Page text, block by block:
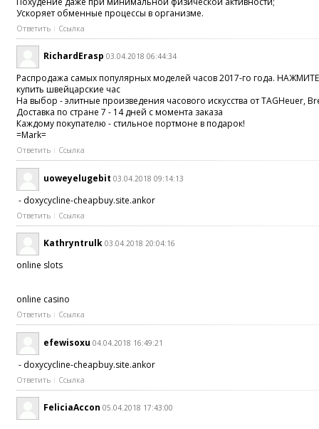
Ускоряет обменные процессы в организме.
Ответить Ссылка
RichardErasp 03.04.2018 06:44:34
Распродажа самых популярных моделей часов 2017-го года.
купить швейцарские час
На выбор - элитные произведения часового искусства от TAGHeuer,
Доставка по стране 7 - 14 дней с момента заказа
Каждому покупателю - стильное портмоне в подарок!
=Mark=
Ответить Ссылка
uoweyelugebit 03.04.2018 09:14:13
- doxycycline-cheapbuy.site.ankor
Ответить Ссылка
Kathryntrulk 03.04.2018 20:04:16
online slots
online casino
Ответить Ссылка
efewisoxu 04.04.2018 16:49:21
- doxycycline-cheapbuy.site.ankor
Ответить Ссылка
FeliciaAccon 05.04.2018 17:43:00